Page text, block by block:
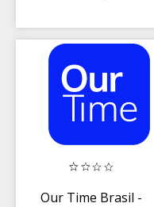
Our Time Brasil -